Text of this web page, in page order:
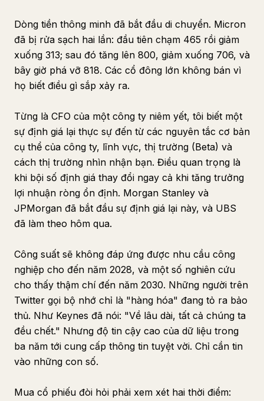
Dòng tiền thông minh đã bắt đầu di chuyển. Micron
đã bị rửa sạch hai lần: đầu tiên chạm 465 rồi giảm
xuống 313; sau đó tăng lên 800, giảm xuống 706, và
bây giờ phá vỡ 818. Các cổ đông lớn không bán vì
họ biết điều gì sắp xảy ra.
Từng là CFO của một công ty niêm yết, tôi biết một
sự định giá lại thực sự đến từ các nguyên tắc cơ bản
cụ thể của công ty, lĩnh vực, thị trường (Beta) và
cách thị trường nhìn nhận bạn. Điều quan trọng là
khi bội số định giá thay đổi ngay cả khi tăng trưởng
lợi nhuận ròng ổn định. Morgan Stanley và
JPMorgan đã bắt đầu sự định giá lại này, và UBS
đã làm theo hôm qua.
Công suất sẽ không đáp ứng được nhu cầu công
nghiệp cho đến năm 2028, và một số nghiên cứu
cho thấy thậm chí đến năm 2030. Những người trên
Twitter gọi bộ nhớ chỉ là "hàng hóa" đang tỏ ra bảo
thủ. Như Keynes đã nói: "Về lâu dài, tất cả chúng ta
đều chết." Nhưng độ tin cậy cao của dữ liệu trong
ba năm tới cung cấp thông tin tuyệt vời. Chỉ cần tin
vào những con số.
Mua cổ phiếu đòi hỏi phải xem xét hai thời điểm: